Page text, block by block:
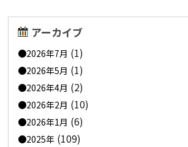
アーカイブ
2026年7月 (1)
2026年5月 (1)
2026年4月 (2)
2026年2月 (10)
2026年1月 (6)
2025年 (109)